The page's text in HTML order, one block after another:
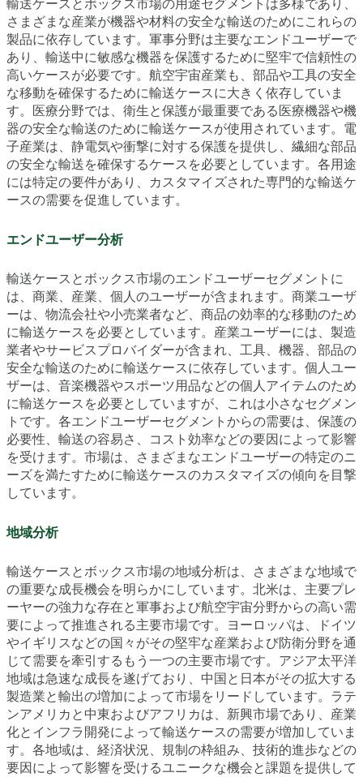
輸送ケースとボックス市場の用途セグメントは多様であり、
さまざまな産業が機器や材料の安全な輸送のためにこれらの
製品に依存しています。軍事分野は主要なエンドユーザーで
あり、輸送中に敏感な機器を保護するために堅牢で信頼性の
高いケースが必要です。航空宇宙産業も、部品や工具の安全
な移動を確保するために輸送ケースに大きく依存していま
す。医療分野では、衛生と保護が最重要である医療機器や機
器の安全な輸送のために輸送ケースが使用されています。電
子産業は、静電気や衝撃に対する保護を提供し、繊細な部品
の安全な輸送を確保するケースを必要としています。各用途
には特定の要件があり、カスタマイズされた専門的な輸送ケ
ースの需要を促進しています。
エンドユーザー分析
輸送ケースとボックス市場のエンドユーザーセグメントに
は、商業、産業、個人のユーザーが含まれます。商業ユーザ
ーは、物流会社や小売業者など、商品の効率的な移動のため
に輸送ケースを必要としています。産業ユーザーには、製造
業者やサービスプロバイダーが含まれ、工具、機器、部品の
安全な輸送のために輸送ケースに依存しています。個人ユー
ザーは、音楽機器やスポーツ用品などの個人アイテムのため
に輸送ケースを必要としていますが、これは小さなセグメン
トです。各エンドユーザーセグメントからの需要は、保護の
必要性、輸送の容易さ、コスト効率などの要因によって影響
を受けます。市場は、さまざまなエンドユーザーの特定のニ
ーズを満たすために輸送ケースのカスタマイズの傾向を目撃
しています。
地域分析
輸送ケースとボックス市場の地域分析は、さまざまな地域で
の重要な成長機会を明らかにしています。北米は、主要プレ
ーヤーの強力な存在と軍事および航空宇宙分野からの高い需
要によって推進される主要市場です。ヨーロッパは、ドイツ
やイギリスなどの国々がその堅牢な産業および防衛分野を通
じて需要を牽引するもう一つの主要市場です。アジア太平洋
地域は急速な成長を遂げており、中国と日本がその拡大する
製造業と輸出の増加によって市場をリードしています。ラテ
ンアメリカと中東およびアフリカは、新興市場であり、産業
化とインフラ開発によって輸送ケースの需要が増加していま
す。各地域は、経済状況、規制の枠組み、技術的進歩などの
要因によって影響を受けるユニークな機会と課題を提供して